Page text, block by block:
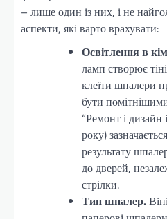
– лише один із них, і не
аспекти, які варто врахувати:
Освітлення в
ламп створює
клеїти шпалери
бути
“Ремонт і дизайн
року)
результату
до дверей,
стрілки.
Тип шпалер.